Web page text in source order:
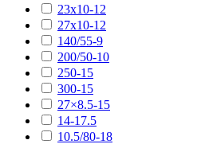
23х10-12
27х10-12
140/55-9
200/50-10
250-15
300-15
27×8.5-15
14-17.5
10.5/80-18